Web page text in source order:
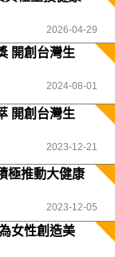
2026-04-29
開創台灣生
2024-08-01
開創台灣生
2023-12-21
極推動大健康
2023-12-05
女性創造美